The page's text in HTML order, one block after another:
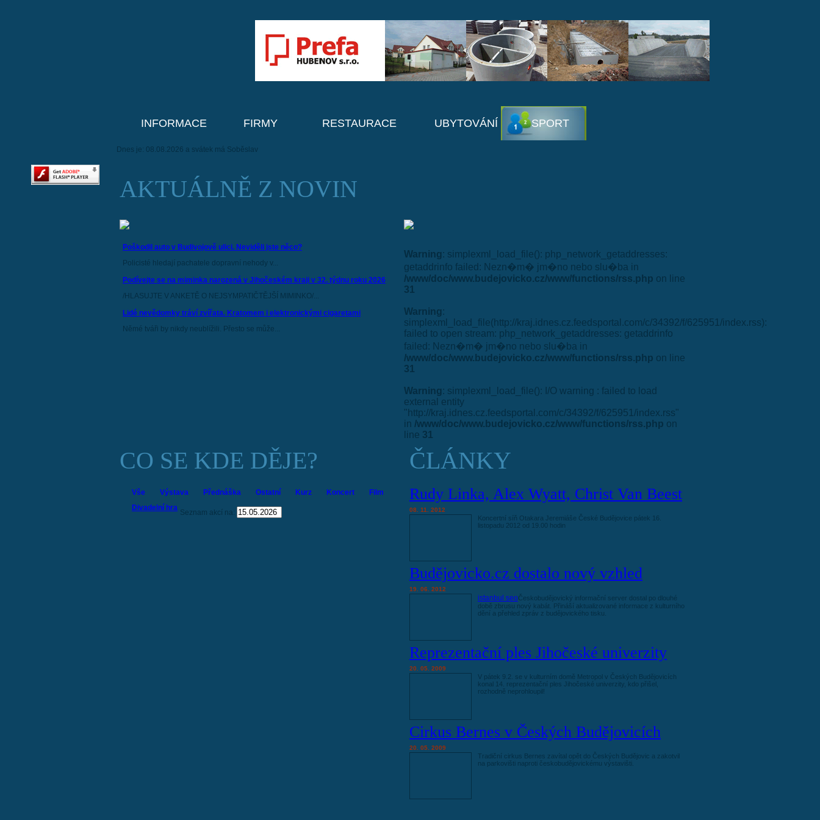
INFORMACE FIRMY RESTAURACE UBYTOVÁNÍ SPORT
Dnes je: 08.08.2026 a svátek má Soběslav
AKTUÁLNĚ Z NOVIN
Poškodil auto v Budivojově ulici. Neviděli jste něco?
Policisté hledají pachatele dopravní nehody v...
Podívejte se na miminka narozená v Jihočeském kraji v 32. týdnu roku 2026
/HLASUJTE V ANKETĚ O NEJSYMPATIČTĚJŠÍ MIMINKO/...
Lidé nevědomky tráví zvířata. Kratomem i elektronickými cigaretami
Němé tváři by nikdy neublížili. Přesto se může...
Warning: simplexml_load_file(): php_network_getaddresses:
getaddrinfo failed: Nezn�m� jm�no nebo slu�ba in
/www/doc/www.budejovicko.cz/www/functions/rss.php on line
31
Warning:
simplexml_load_file(http://kraj.idnes.cz.feedsportal.com/c/34392/f/625951/index.rss):
failed to open stream: php_network_getaddresses: getaddrinfo
failed: Nezn�m� jm�no nebo slu�ba in
/www/doc/www.budejovicko.cz/www/functions/rss.php on line
31
Warning: simplexml_load_file(): I/O warning : failed to load
external entity
"http://kraj.idnes.cz.feedsportal.com/c/34392/f/625951/index.rss"
in /www/doc/www.budejovicko.cz/www/functions/rss.php on
line 31
CO SE KDE DĚJE?
Vše Výstava Přednáška Ostatní Kurz Koncert
Film
Divadelní hra
Seznam akcí na:
ČLÁNKY
Rudy Linka, Alex Wyatt, Christ Van Beest
08. 11. 2012
Koncertní síň Otakara Jeremiáše České Budějovice pátek 16.
listopadu 2012 od 19.00 hodin
Budějovicko.cz dostalo nový vzhled
19. 06. 2012
istanbul seoČeskobudějovický informační server dostal po dlouhé
době zbrusu nový kabát. Přináší aktualizované informace z kulturního
dění a přehled zpráv z budějovického tisku.
Reprezentační ples Jihočeské univerzity
20. 05. 2009
V pátek 9.2. se v kulturním domě Metropol v Českých Budějovicích
konal 14. reprezentační ples Jihočeské univerzity, kdo přišel,
rozhodně neprohloupil!
Cirkus Bernes v Českých Budějovicích
20. 05. 2009
Tradiční cirkus Bernes zavítal opět do Českých Budějovic a zakotvil
na parkovišti naproti českobudějovickému výstavišti.